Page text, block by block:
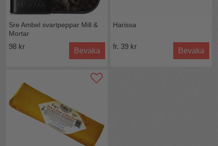
Sre Ambel svartpeppar Mill &
Mortar
98 kr
Bevaka
Harissa
fr. 39 kr
Bevaka